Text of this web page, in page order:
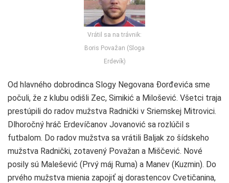
Vrátil sa na trávnik:
Boris Považan (Sloga
Erdevík)
Od hlavného dobrodinca Slogy Negovana Đorđevića sme
počuli, že z klubu odišli Zec, Simikić a Milošević. Všetci traja
prestúpili do radov mužstva Radnički v Sriemskej Mitrovici.
Dlhoročný hráč Erdevíčanov Jovanović sa rozlúčil s
futbalom. Do radov mužstva sa vrátili Baljak zo šídskeho
mužstva Radnički, zotavený Považan a Miščević. Nové
posily sú Malešević (Prvý máj Ruma) a Manev (Kuzmin). Do
prvého mužstva mienia zapojiť aj dorastencov Cvetičanina,